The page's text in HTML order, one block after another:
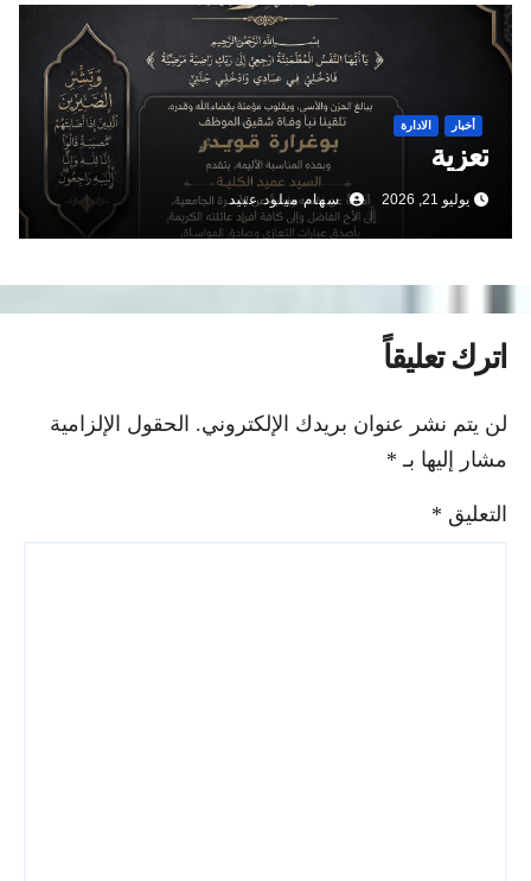
أخبار الادارة
تعزية
يوليو 21, 2026 سهام ميلود عبيد
اترك تعليقاً
لن يتم نشر عنوان بريدك الإلكتروني. الحقول الإلزامية
مشار إليها بـ *
التعليق*